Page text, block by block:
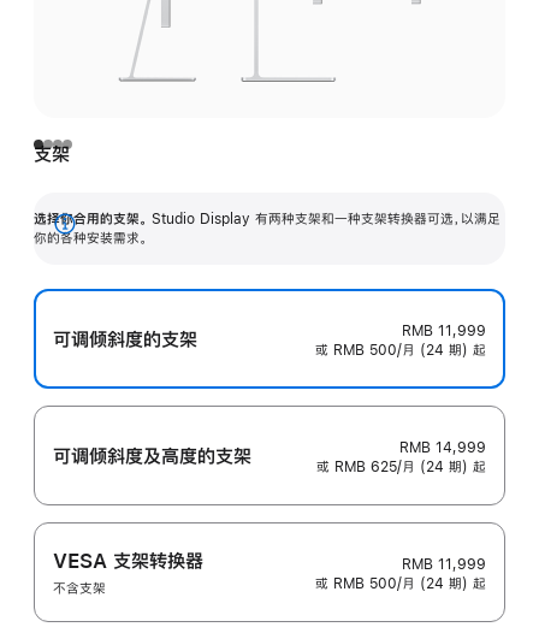
支架
选择你合用的支架。 Studio Display 有两种支架和一种支架转换器可选，以满足
你的各种安装需求。
展
可调倾斜度的支架
RMB 11,999
或 RMB 500/月 (24 期) 起
可调倾斜度及高‍度的支‍架
RMB 14,999
或 RMB 625/月 (24 期) 起
VESA 支架转换器
不含支架
RMB 11,999
或 RMB 500/月 (24 期) 起